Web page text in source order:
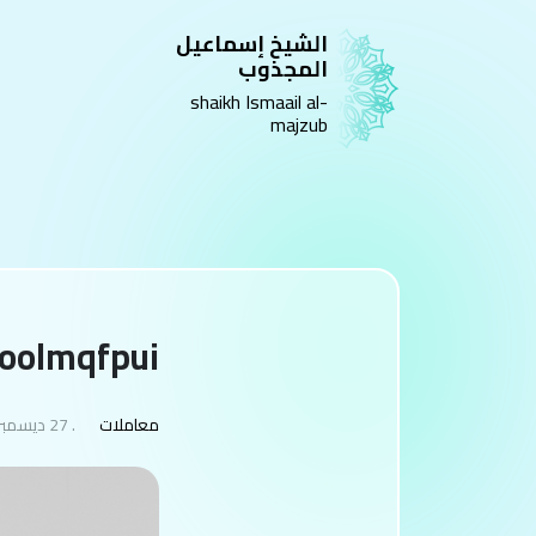
الشيخ إسماعيل
المجذوب
shaikh Ismaail al-
majzub
معاملات . 27 ديسمبر 2025